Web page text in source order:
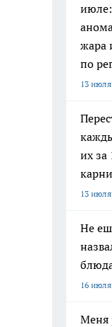
жара
по
13 июля
их за
13 июля
Не
16 июля
Меня